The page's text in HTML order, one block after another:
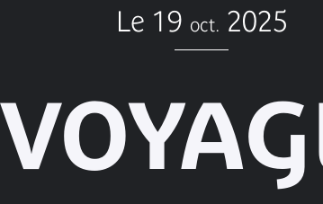
Le 19 oct. 2025